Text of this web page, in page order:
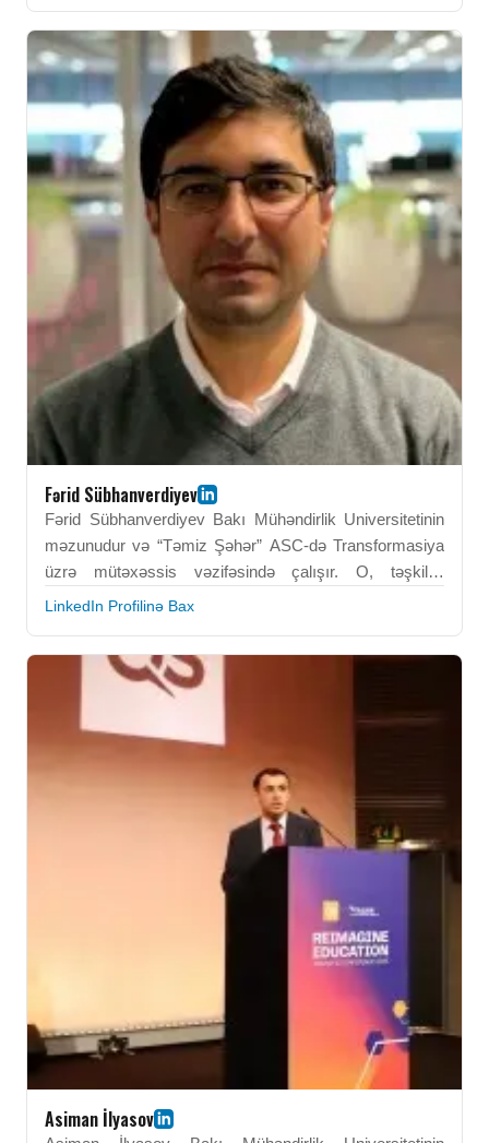
və elmi obyektlərin planlaşdırılması və həyata
keçirilməsinə töhfə verir. Adil Həsənli işində müasir
dizayn prinsiplərini və normativ tələbləri tətbiq edir. BEU-
da aldığı texniki təhsil onun peşəkar ekspertizasının
əsasını təşkil edir. O, dövlət idarəetmə sistemində
dəyərli mütəxəssis kimi qiymətləndirilir.
Fərid Sübhanverdiyev
Fərid Sübhanverdiyev Bakı Mühəndirlik Universitetinin
məzunudur və “Təmiz Şəhər” ASC-də Transformasiya
üzrə mütəxəssis vəzifəsində çalışır. O, təşkilati
dəyişikliklər, proseslərin təkmilləşdirilməsi və
bələdiyyə və ekoloji xidmətlər sahəsində transformasiya
layihələrinin həyata keçirilməsinə yönəlib. Farid
Subhanverdiyev müasir idarəetmə təcrübələrinin
tətbiqini dəstəkləyir. BEU-da qazandığı analitik və
vacib rol oynayır. O, effektiv dəyişiklik agenti kimi
LinkedIn Profilinə Bax
Asiman İlyasov